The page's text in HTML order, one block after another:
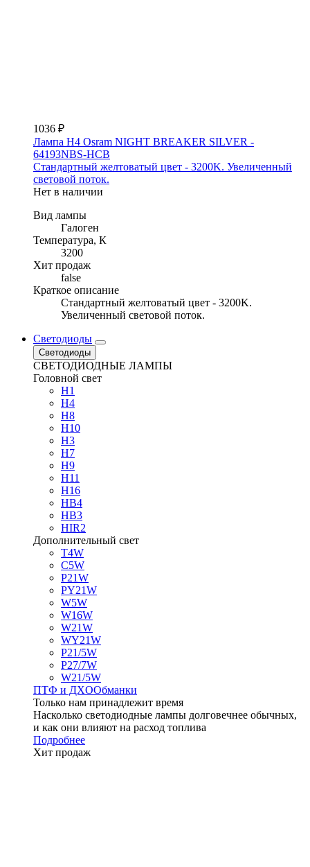
1036 ₽
Лампа H4 Osram NIGHT BREAKER SILVER -
64193NBS-HCB
Стандартный желтоватый цвет - 3200K. Увеличенный
световой поток.
Нет в наличии
Вид лампы
Галоген
Температура, К
3200
Хит продаж
false
Краткое описание
Стандартный желтоватый цвет - 3200K.
Увеличенный световой поток.
Светодиоды
Светодиоды
СВЕТОДИОДНЫЕ ЛАМПЫ
Головной свет
H1
H4
H8
H10
H3
H7
H9
H11
H16
HB4
HB3
HIR2
Дополнительный свет
T4W
C5W
P21W
PY21W
W5W
W16W
W21W
WY21W
P21/5W
P27/7W
W21/5W
ПТФ и ДXООбманки
Только нам принадлежит время
Насколько светодиодные лампы долговечнее обычных,
и как они влияют на расход топлива
Подробнее
Хит продаж